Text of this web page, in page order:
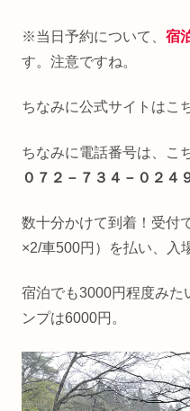
※当日予約について、 宿
す。注意ですね。
ちなみに公式サイトはこ
ちなみに電話番号は、こ
０７２－７３４－０２４
数十分かけて到着！受付
×2/車500円）を払い、入
宿泊でも3000円程度みた
ンプは6000円。